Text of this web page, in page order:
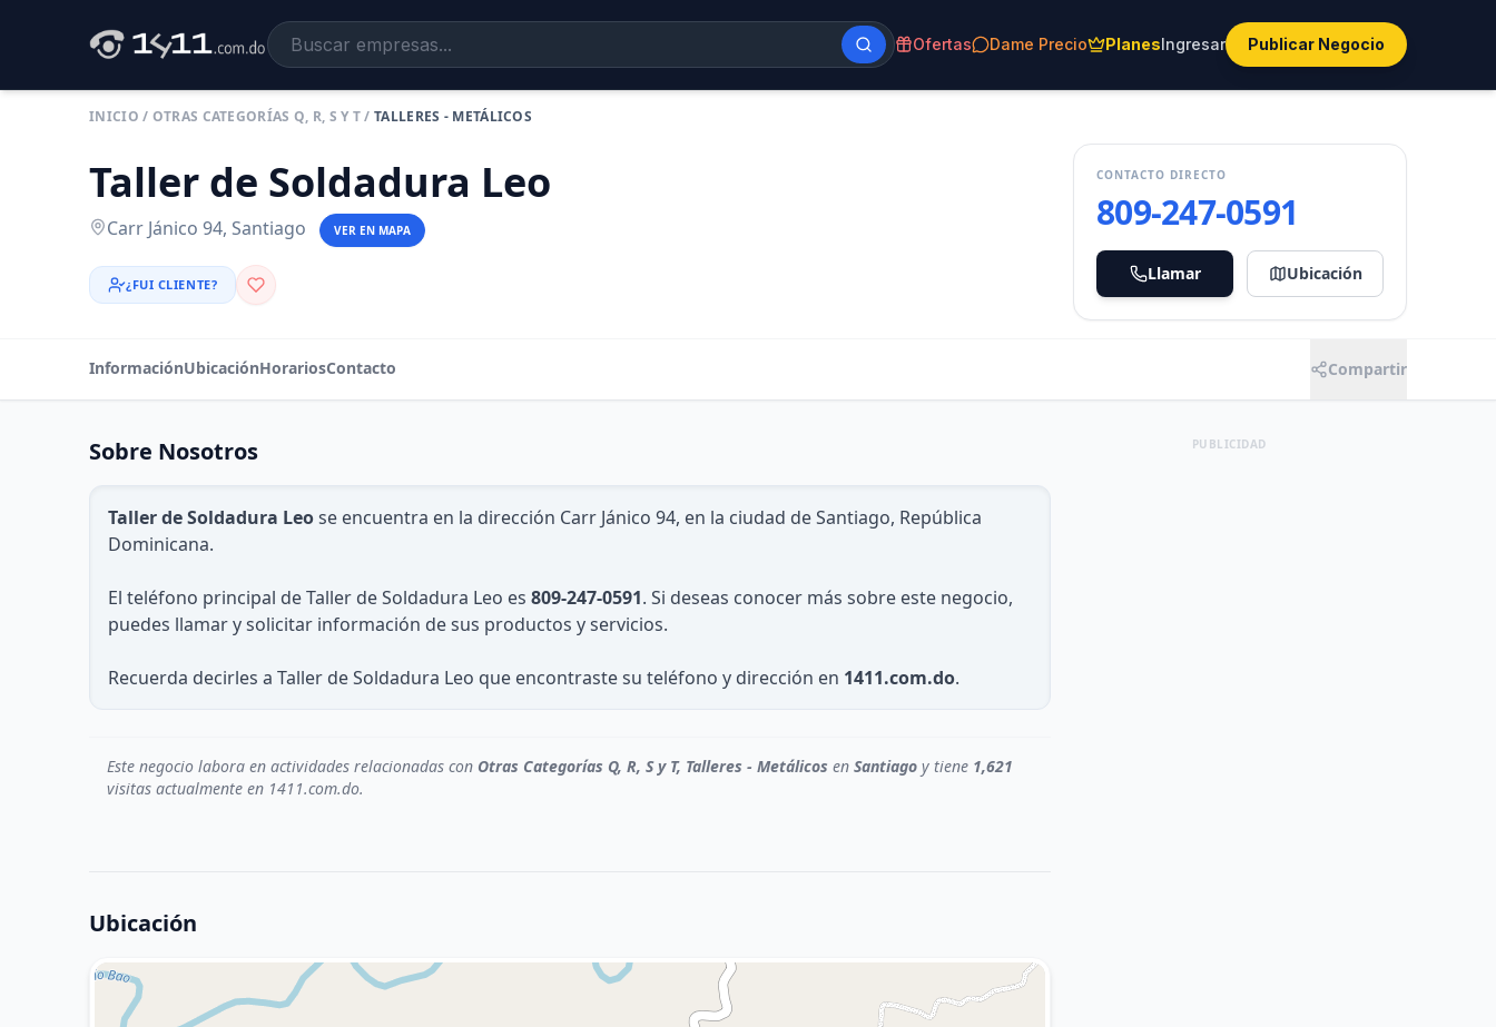
Ofertas Dame Precio PlanesIngresar Publicar Negocio
INICIO / OTRAS CATEGORÍAS Q, R, S Y T/TALLERES - METÁLICOS
Taller de Soldadura Leo
Carr Jánico 94, Santiago VER EN MAPA
¿FUI CLIENTE?
CONTACTO DIRECTO
809-247-0591
Llamar Ubicación
InformaciónUbicaciónHorariosContacto Compartir
Sobre Nosotros
Taller de Soldadura Leose encuentra en la dirección Carr Jánico 94, en la ciudad de Santiago, República
Dominicana.
El teléfono principal de Taller de Soldadura Leo es 809-247-0591. Si deseas conocer más sobre este negocio,
puedes llamar y solicitar información de sus productos y servicios.
Recuerda decirles a Taller de Soldadura Leo que encontraste su teléfono y dirección en 1411.com.do.
Este negocio labora en actividades relacionadas con Otras Categorías Q, R, S y T, Talleres - Metálicos en Santiago y tiene 1,621
visitas actualmente en 1411.com.do.
Ubicación
PUBLICIDAD